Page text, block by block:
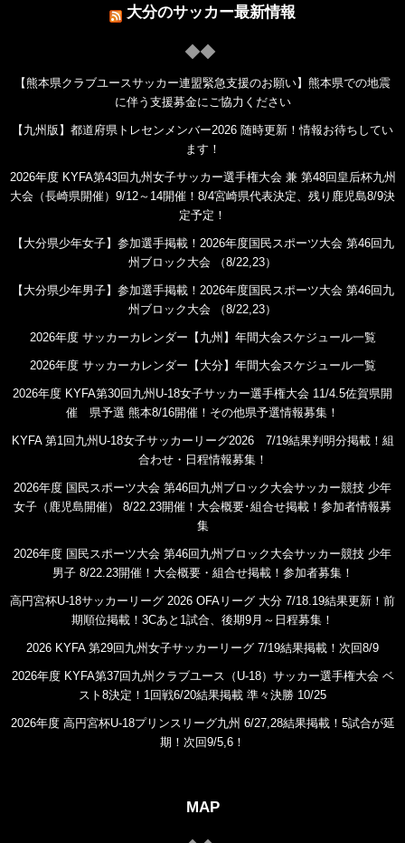
大分のサッカー最新情報
【熊本県クラブユースサッカー連盟緊急支援のお願い】熊本県での地震
に伴う支援募金にご協力ください
【九州版】都道府県トレセンメンバー2026 随時更新！情報お待ちしてい
ます！
2026年度 KYFA第43回九州女子サッカー選手権大会 兼 第48回皇后杯九州
大会（長崎県開催）9/12～14開催！8/4宮崎県代表決定、残り鹿児島8/9決
定予定！
【大分県少年女子】参加選手掲載！2026年度国民スポーツ大会 第46回九
州ブロック大会 （8/22,23）
【大分県少年男子】参加選手掲載！2026年度国民スポーツ大会 第46回九
州ブロック大会 （8/22,23）
2026年度 サッカーカレンダー【九州】年間大会スケジュール一覧
2026年度 サッカーカレンダー【大分】年間大会スケジュール一覧
2026年度 KYFA第30回九州U-18女子サッカー選手権大会 11/4.5佐賀県開
催 県予選 熊本8/16開催！その他県予選情報募集！
KYFA 第1回九州U-18女子サッカーリーグ2026 7/19結果判明分掲載！組
合わせ・日程情報募集！
2026年度 国民スポーツ大会 第46回九州ブロック大会サッカー競技 少年
女子（鹿児島開催） 8/22.23開催！大会概要･組合せ掲載！参加者情報募
集
2026年度 国民スポーツ大会 第46回九州ブロック大会サッカー競技 少年
男子 8/22.23開催！大会概要・組合せ掲載！参加者募集！
高円宮杯U-18サッカーリーグ 2026 OFAリーグ 大分 7/18.19結果更新！前
期順位掲載！3Cあと1試合、後期9月～日程募集！
2026 KYFA 第29回九州女子サッカーリーグ 7/19結果掲載！次回8/9
2026年度 KYFA第37回九州クラブユース（U-18）サッカー選手権大会 ベ
スト8決定！1回戦6/20結果掲載 準々決勝 10/25
2026年度 高円宮杯U-18プリンスリーグ九州 6/27,28結果掲載！5試合が延
期！次回9/5,6！
MAP